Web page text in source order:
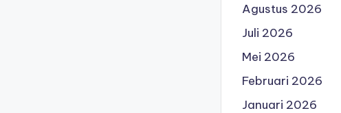
Agustus 2026
Juli 2026
Mei 2026
Februari 2026
Januari 2026